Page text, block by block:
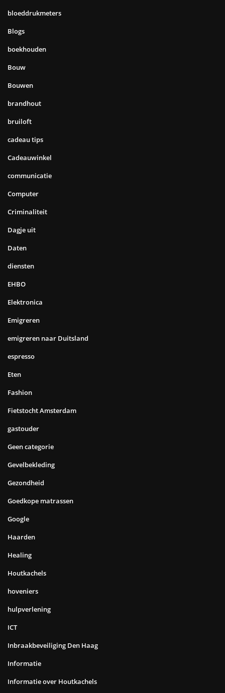
bloeddrukmeters
Blogs
boekhouden
Bouw
Bouwen
brandhout
bruiloft
cadeau tips
Cadeauwinkel
communicatie
Computer
Criminaliteit
Dagje uit
Daten
diensten
EHBO
Elektronica
Emigreren
emigreren naar Duitsland
espresso
Eten
Fashion
Fietstocht Amsterdam
gastouder
Geen categorie
Gevelbekleding
Gezondheid
Goedkope matrassen
Google
Haarden
Healing
Houtkachels
hoveniers
hulpverlening
ICT
Inbraakbeveiliging Den Haag
Informatie
Informatie over Houtkachels